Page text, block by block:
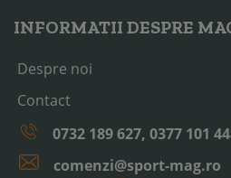
INFORMATII DESPRE
Despre noi
Contact
0732 189 627, 0377 101
comenzi@sport-mag.ro